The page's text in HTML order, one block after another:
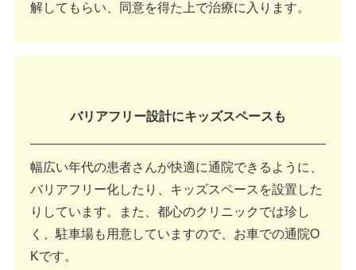
解してもらい、同意を得た上で治療に入ります。
バリアフリー設計にキッズスペースも
幅広い年代の患者さんが快適に通院できるように、
バリアフリー化したり、キッズスペースを設置した
りしています。また、都心のクリニックでは珍し
く、駐車場も用意していますので、お車での通院O
Kです。